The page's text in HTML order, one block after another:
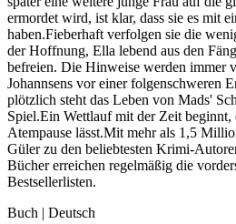
ermordet wird, ist klar, dass sie es mit
haben.Fieberhaft verfolgen sie die
der Hoffnung, Ella lebend aus den
befreien. Die Hinweise werden immer
Johannsens vor einer folgenschweren
plötzlich steht das Leben von Mads'
Spiel.Ein Wettlauf mit der Zeit beginnt,
Atempause lässt.Mit mehr als 1,5
Güler zu den beliebtesten Krimi-
Bücher erreichen regelmäßig die
Bestsellerlisten.
Buch | Deutsch